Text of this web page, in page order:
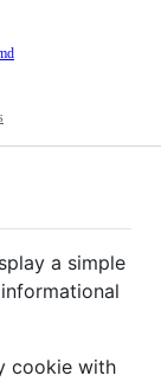
a simple
cookie with